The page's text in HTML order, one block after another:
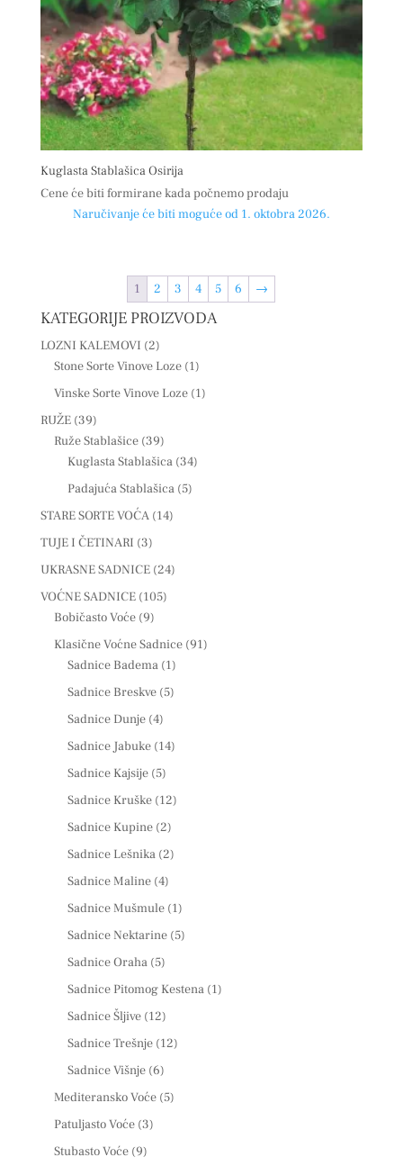
Kuglasta Stablašica Osirija
Cene će biti formirane kada počnemo prodaju
Naručivanje će biti moguće od 1. oktobra 2026.
1 2 3 4 5 6 →
KATEGORIJE PROIZVODA
LOZNI KALEMOVI (2)
Stone Sorte Vinove Loze (1)
Vinske Sorte Vinove Loze (1)
RUŽE (39)
Ruže Stablašice (39)
Kuglasta Stablašica (34)
Padajuća Stablašica (5)
STARE SORTE VOĆA (14)
TUJE I ČETINARI (3)
UKRASNE SADNICE (24)
VOĆNE SADNICE (105)
Bobičasto Voće (9)
Klasične Voćne Sadnice (91)
Sadnice Badema (1)
Sadnice Breskve (5)
Sadnice Dunje (4)
Sadnice Jabuke (14)
Sadnice Kajsije (5)
Sadnice Kruške (12)
Sadnice Kupine (2)
Sadnice Lešnika (2)
Sadnice Maline (4)
Sadnice Mušmule (1)
Sadnice Nektarine (5)
Sadnice Oraha (5)
Sadnice Pitomog Kestena (1)
Sadnice Šljive (12)
Sadnice Trešnje (12)
Sadnice Višnje (6)
Mediteransko Voće (5)
Patuljasto Voće (3)
Stubasto Voće (9)